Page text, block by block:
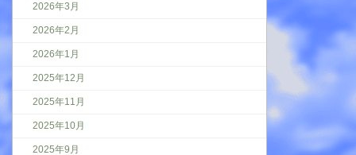
2026年3月
2026年2月
2026年1月
2025年12月
2025年11月
2025年10月
2025年9月